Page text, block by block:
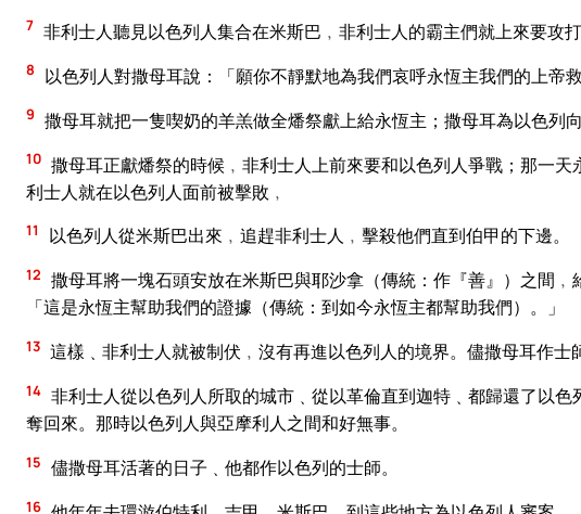
7 非利士人聽見以色列人集合在米斯巴﹐非利士人的霸主們就上來要攻
8 以色列人對撒母耳說：「願你不靜默地為我們哀呼永恆主我們的上帝
9 撒母耳就把一隻喫奶的羊羔做全燔祭獻上給永恆主；撒母耳為以色列
10 撒母耳正獻燔祭的時候﹐非利士人上前來要和以色列人爭戰；那一
利士人就在以色列人面前被擊敗﹐
11 以色列人從米斯巴出來﹐追趕非利士人﹐擊殺他們直到伯甲的下邊。
12 撒母耳將一塊石頭安放在米斯巴與耶沙拿（傳統：作『善』）之間
「這是永恆主幫助我們的證據（傳統：到如今永恆主都幫助我們）。」
13 這樣﹑非利士人就被制伏﹐沒有再進以色列人的境界。儘撒母耳作士
14 非利士人從以色列人所取的城市﹑從以革倫直到迦特﹑都歸還了以
奪回來。那時以色列人與亞摩利人之間和好無事。
15 儘撒母耳活著的日子﹑他都作以色列的士師。
16